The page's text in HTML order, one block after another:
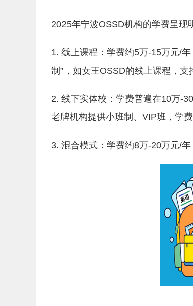
2025年宁波OSSD机构的学费呈现
1. 线上课程：学费约5万-15万元/
制”，如女王OSSD的线上课程，支
2. 线下实体校：学费普遍在10万-
老牌机构提供小班制、VIP班，学
3. 混合模式：学费约8万-20万元/